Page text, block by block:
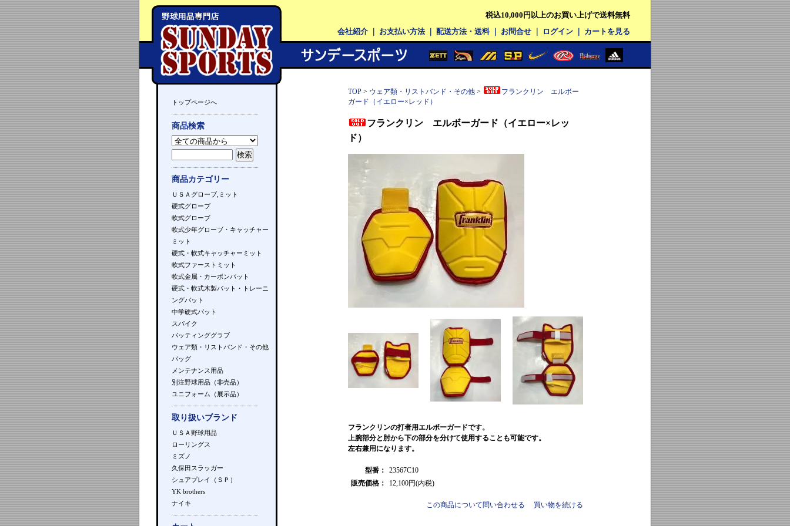
税込10,000円以上のお買い上げで送料無料
会社紹介
お支払い方法｜ 配送方法・送料｜ お問合せ ログイン カートを見る
トップページへ
商品検索
商品カテゴリー
ＵＳＡグローブ,ミット
硬式グローブ
軟式グローブ
軟式少年グローブ・キャッチャー
ミット
硬式・軟式キャッチャーミット
軟式ファーストミット
軟式金属・カーボンバット
硬式・軟式木製バット・トレーニ
ングバット
中学硬式バット
スパイク
バッティンググラブ
ウェア類・リストバンド・その他
バッグ
メンテナンス用品
別注野球用品（非売品）
ユニフォーム（展示品）
取り扱いブランド
ＵＳＡ野球用品
ローリングス
ミズノ
久保田スラッガー
シュアプレイ（ＳＰ）
YK brothers
ナイキ
TOP > ウェア類・リストバンド・その他 >
フランクリン エルボー
ガード（イエロー×レッド）
フランクリン エルボーガード（イエロー×レッ
ド）
フランクリンの打者用エルボーガードです。
上腕部分と肘から下の部分を分けて使用することも可能です。
左右兼用になります。
型番：
23567C10
販売価格：
12,100円(内税)
この商品について問い合わせる 買い物を続ける